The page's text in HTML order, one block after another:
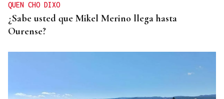
QUEN CHO DIXO
¿Sabe usted que Mikel Merino llega hasta
Ourense?